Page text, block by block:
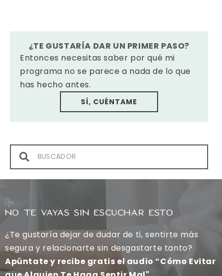
¿TE GUSTARÍA DAR UN PRIMER PASO?
Entonces necesitas saber por qué mi
programa no se parece a nada de lo que
has hecho antes.
SÍ, CUÉNTAME
Oye,
NO TE VAYAS SIN ESCUCHAR ESTO
¿Te gustaría dejar de dudar de ti, sentirte más
segura y relacionarte sin desgastarte tanto?
Apúntate y recibe gratis el audio “Cómo Evitar